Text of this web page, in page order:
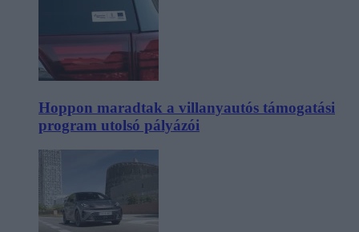
Hoppon maradtak a villanyautós támogatási
program utolsó pályázói